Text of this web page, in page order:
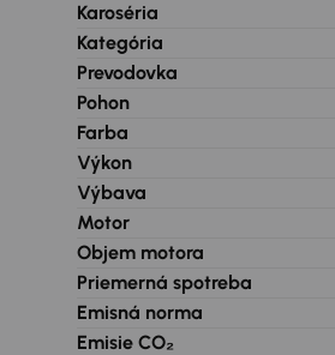
Karoséria
Kategória
Prevodovka
Pohon
Farba
Výkon
Výbava
Motor
Objem motora
Priemerná spotreba
Emisná norma
Emisie CO₂